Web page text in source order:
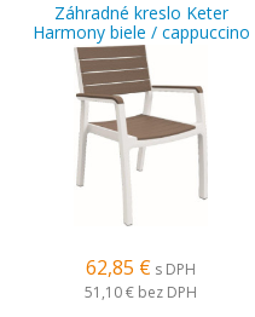
Záhradné kreslo Keter
Harmony biele / cappuccino
62,85 € s DPH
51,10 € bez DPH